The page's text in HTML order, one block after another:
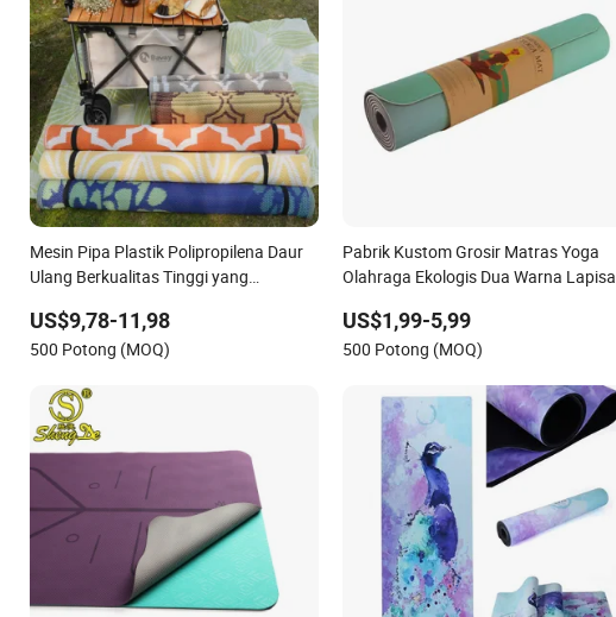
Mesin Pipa Plastik Polipropilena Daur
Ulang Berkualitas Tinggi yang
Camping RV Dalam Ruangan Luar
Ruangan
US$9,78-11,98
500 Potong (MOQ)
Pabrik Kustom Grosir Matras Yoga
Olahraga Ekologis Dua Warna Lapisan
US$1,99-5,99
500 Potong (MOQ)